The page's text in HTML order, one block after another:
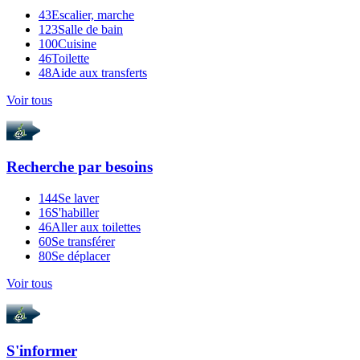
43Escalier, marche
123Salle de bain
100Cuisine
46Toilette
48Aide aux transferts
Voir tous
Recherche par besoins
144Se laver
16S'habiller
46Aller aux toilettes
60Se transférer
80Se déplacer
Voir tous
S'informer